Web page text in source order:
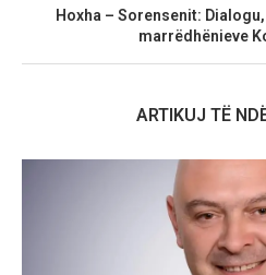
Hoxha – Sorensenit:
marrëdhënieve
ARTIKUJ TË